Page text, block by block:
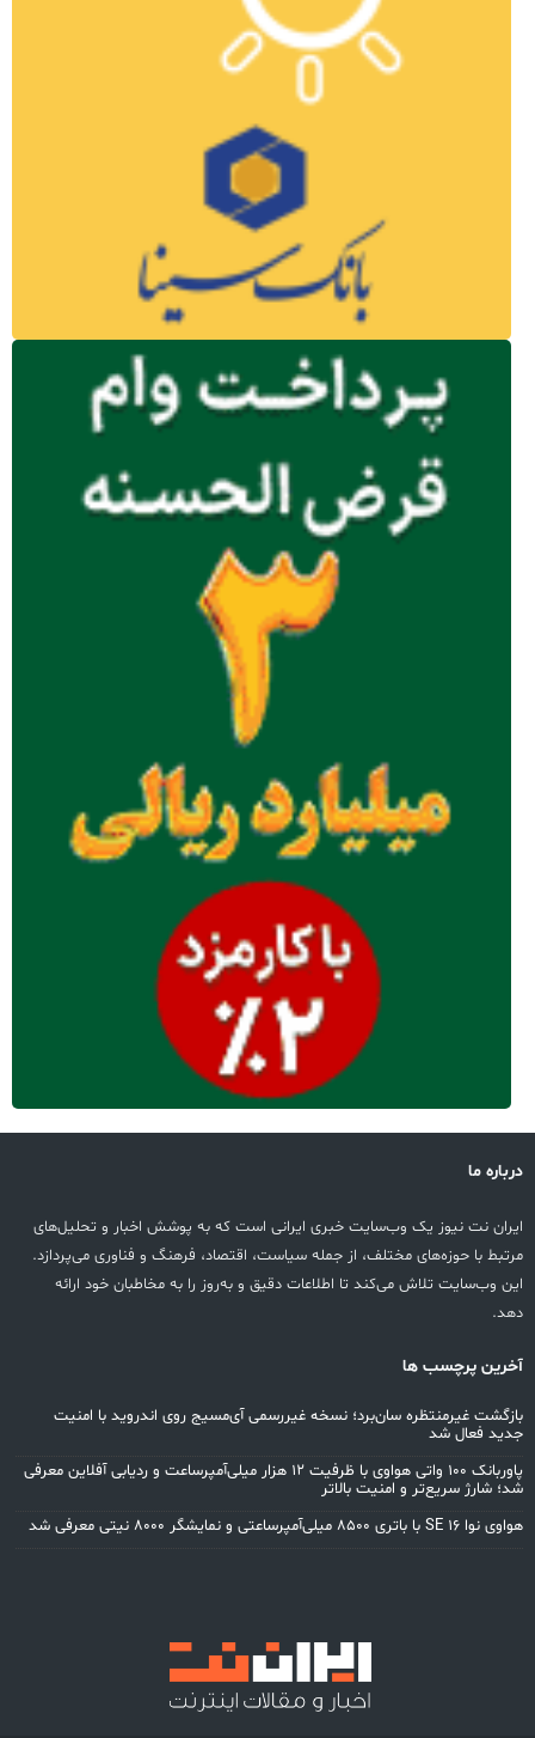
درباره ما
ایران نت نیوز یک وب‌سایت خبری ایرانی است که به پوشش اخبار و تحلیل‌های
مرتبط با حوزه‌های مختلف، از جمله سیاست، اقتصاد، فرهنگ و فناوری می‌پردازد.
این وب‌سایت تلاش می‌کند تا اطلاعات دقیق و به‌روز را به مخاطبان خود ارائه
دهد.
آخرین پرچسب ها
بازگشت غیرمنتظره سان‌برد؛ نسخه غیررسمی آی‌مسیج روی اندروید با امنیت
جدید فعال شد
پاوربانک ۱۰۰ واتی هواوی با ظرفیت ۱۲ هزار میلی‌آمپرساعت و ردیابی آفلاین معرفی
شد؛ شارژ سریع‌تر و امنیت بالاتر
هواوی نوا 16 SE با باتری ۸۵۰۰ میلی‌آمپرساعتی و نمایشگر ۸۰۰۰ نیتی معرفی شد